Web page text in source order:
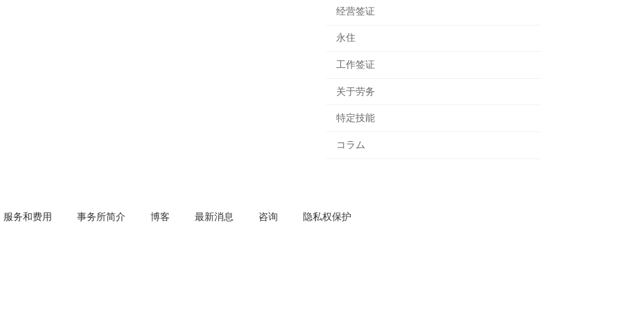
经营签证
永住
工作签证
关于劳务
特定技能
コラム
服务和费用 事务所简介 博客 最新消息 咨询 隐私权保护